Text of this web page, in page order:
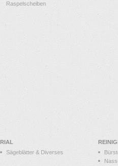
Raspelscheiben
RIAL
Sägeblätter & Diverses